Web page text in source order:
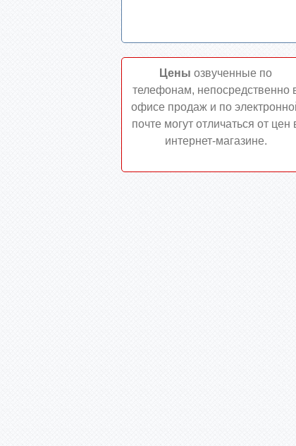
Цены озвученные по
телефонам, непосредственно
офисе продаж и по
почте могут отличаться от цен
интернет-магазине.